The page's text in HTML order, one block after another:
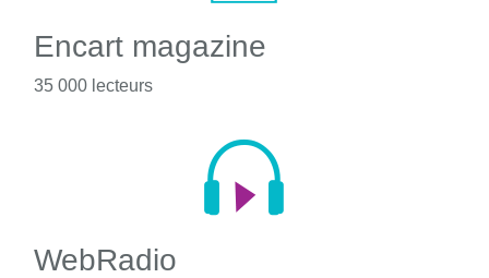
Encart magazine
35 000 lecteurs
WebRadio